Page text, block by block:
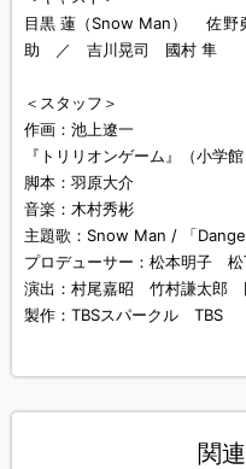
目黒 蓮（Snow Man） 佐
助 ／ 吉川晃司 國村 隼
＜スタッフ＞
作画：池上遼一
『トリリオンゲーム』（小学
脚本：羽原大介
音楽：木村秀彬
主題歌：Snow Man / 「
プロデューサー：松本明子
演出：村尾嘉昭 竹村謙太郎
製作：TBSスパークル TBS
関